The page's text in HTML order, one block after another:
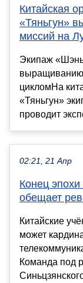
Китайская
«Тяньгун»
миссий на
Экипаж
выращиванию
цикломНа
«Тяньгун»
проводит
02:21, 21 Апр
Конец эпохи
обещает
Китайские
может
Команда под